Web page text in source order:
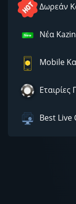
Δωρεάν
Νέα
Mobile
Eταιρίες
Best Live